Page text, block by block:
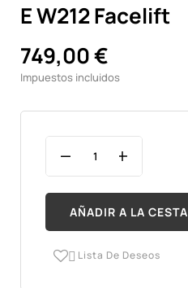
E W212 Facelift
749,00 €
Impuestos incluidos
AÑADIR A LA CESTA
 Lista De Deseos